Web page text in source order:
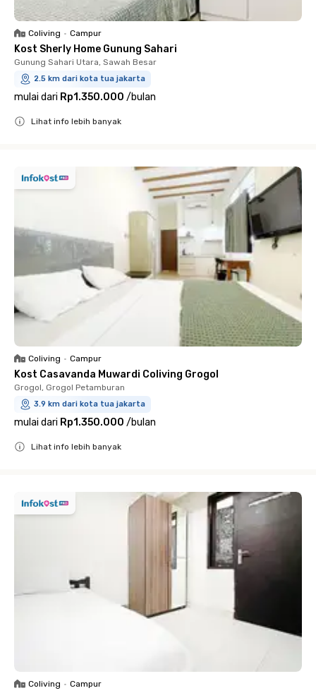
Coliving • Campur
Kost Sherly Home Gunung Sahari
Gunung Sahari Utara, Sawah Besar
2.5 km dari kota tua jakarta
mulai dari Rp1.350.000 /bulan
Lihat info lebih banyak
Coliving • Campur
Kost Casavanda Muwardi Coliving Grogol
Grogol, Grogol Petamburan
3.9 km dari kota tua jakarta
mulai dari Rp1.350.000 /bulan
Lihat info lebih banyak
Coliving • Campur